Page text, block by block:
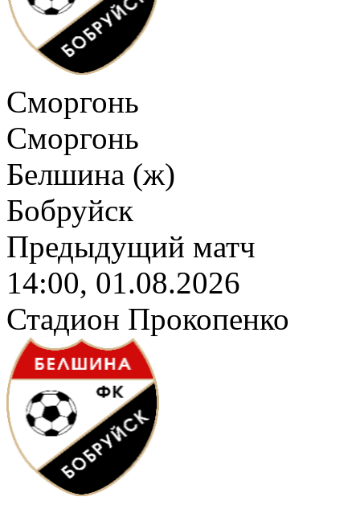
Сморгонь
Сморгонь
Белшина (ж)
Бобруйск
Предыдущий матч
14:00, 01.08.2026
Стадион Прокопенко